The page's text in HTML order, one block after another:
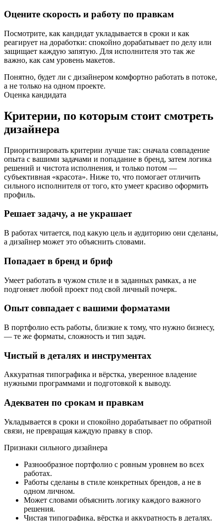
Оцените скорость и работу по правкам
Посмотрите, как кандидат укладывается в сроки и как
реагирует на доработки: спокойно дорабатывает по делу или
защищает каждую запятую. Для исполнителя это так же
важно, как сам уровень макетов.
Понятно, будет ли с дизайнером комфортно работать в потоке,
а не только на одном проекте.
Оценка кандидата
Критерии, по которым стоит смотреть
дизайнера
Приоритизировать критерии лучше так: сначала совпадение
опыта с вашими задачами и попадание в бренд, затем логика
решений и чистота исполнения, и только потом —
субъективная «красота». Ниже то, что помогает отличить
сильного исполнителя от того, кто умеет красиво оформить
профиль.
Решает задачу, а не украшает
В работах читается, под какую цель и аудиторию они сделаны,
а дизайнер может это объяснить словами.
Попадает в бренд и бриф
Умеет работать в чужом стиле и в заданных рамках, а не
подгоняет любой проект под свой личный почерк.
Опыт совпадает с вашими форматами
В портфолио есть работы, близкие к тому, что нужно бизнесу,
— те же форматы, сложность и тип задач.
Чистый в деталях и инструментах
Аккуратная типографика и вёрстка, уверенное владение
нужными программами и подготовкой к выводу.
Адекватен по срокам и правкам
Укладывается в сроки и спокойно дорабатывает по обратной
связи, не превращая каждую правку в спор.
Признаки сильного дизайнера
Разнообразное портфолио с ровным уровнем во всех
работах.
Работы сделаны в стиле конкретных брендов, а не в
одном личном.
Может словами объяснить логику каждого важного
решения.
Чистая типографика, вёрстка и аккуратность в деталях.